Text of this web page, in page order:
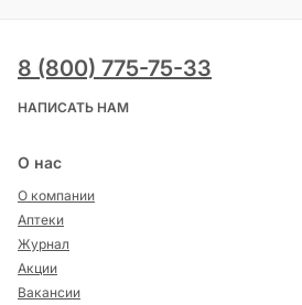
8 (800) 775-75-33
НАПИСАТЬ НАМ
О нас
О компании
Аптеки
Журнал
Акции
Вакансии